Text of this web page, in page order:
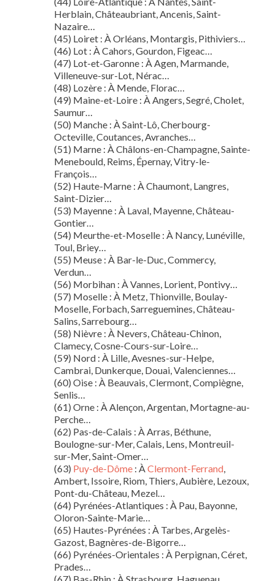
Herblain, Châteaubriant, Ancenis, Saint-
Nazaire…
(45) Loiret : À Orléans, Montargis, Pithiviers…
(46) Lot : À Cahors, Gourdon, Figeac…
(47) Lot-et-Garonne : À Agen, Marmande,
Villeneuve-sur-Lot, Nérac…
(48) Lozère : À Mende, Florac…
(49) Maine-et-Loire : À Angers, Segré, Cholet,
Saumur…
(50) Manche : À Saint-Lô, Cherbourg-
Octeville, Coutances, Avranches…
(51) Marne : À Châlons-en-Champagne, Sainte-
Menebould, Reims, Épernay, Vitry-le-
François…
(52) Haute-Marne : À Chaumont, Langres,
Saint-Dizier…
(53) Mayenne : À Laval, Mayenne, Château-
Gontier…
(54) Meurthe-et-Moselle : À Nancy, Lunéville,
Toul, Briey…
(55) Meuse : À Bar-le-Duc, Commercy,
Verdun…
(56) Morbihan : À Vannes, Lorient, Pontivy…
(57) Moselle : À Metz, Thionville, Boulay-
Moselle, Forbach, Sarreguemines, Château-
Salins, Sarrebourg…
(58) Nièvre : À Nevers, Château-Chinon,
Clamecy, Cosne-Cours-sur-Loire…
(59) Nord : À Lille, Avesnes-sur-Helpe,
Cambrai, Dunkerque, Douai, Valenciennes…
(60) Oise : À Beauvais, Clermont, Compiègne,
Senlis…
(61) Orne : À Alençon, Argentan, Mortagne-au-
Perche…
(62) Pas-de-Calais : À Arras, Béthune,
Boulogne-sur-Mer, Calais, Lens, Montreuil-
sur-Mer, Saint-Omer…
(63) Puy-de-Dôme : À Clermont-Ferrand
Ambert, Issoire, Riom, Thiers, Aubière, Lezoux,
Pont-du-Château, Mezel…
(64) Pyrénées-Atlantiques : À Pau, Bayonne,
Oloron-Sainte-Marie…
(65) Hautes-Pyrénées : À Tarbes, Argelès-
Gazost, Bagnères-de-Bigorre…
(66) Pyrénées-Orientales : À Perpignan, Céret,
Prades…
(67) Bas-Rhin : À Strasbourg, Haguenau,